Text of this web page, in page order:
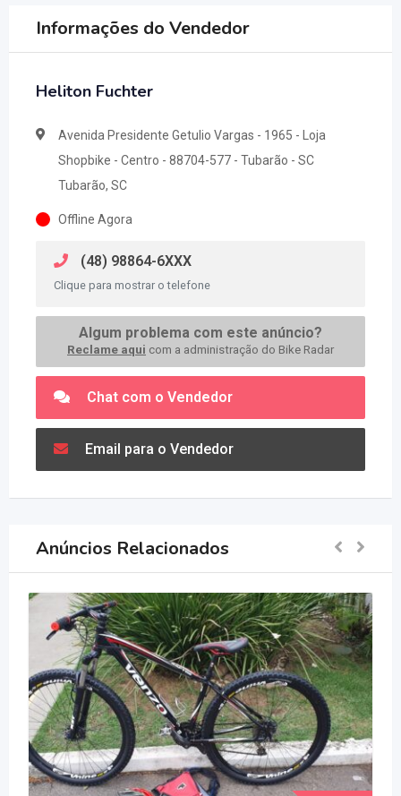
Informações do Vendedor
Heliton Fuchter
Avenida Presidente Getulio Vargas - 1965 - Loja
Shopbike - Centro - 88704-577 - Tubarão - SC
Tubarão, SC
Offline Agora
(48) 98864-6XXX
Clique para mostrar o telefone
Algum problema com este anúncio?
Reclame aqui com a administração do Bike Radar
Chat com o Vendedor
Email para o Vendedor
Anúncios Relacionados